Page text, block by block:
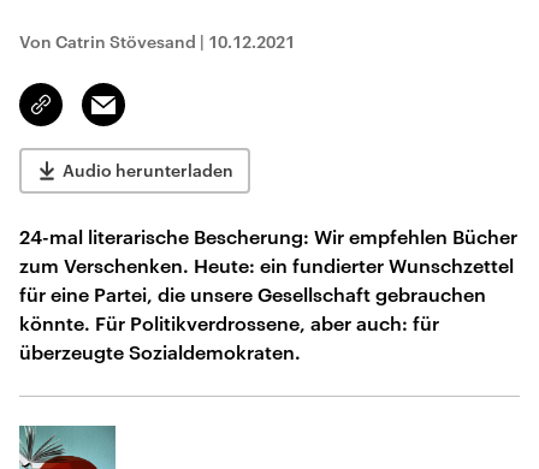
Von Catrin Stövesand | 10.12.2021
Link
kopieren/teilen
Email
Audio herunterladen
24-mal literarische Bescherung: Wir empfehlen Bücher
zum Verschenken. Heute: ein fundierter Wunschzettel
für eine Partei, die unsere Gesellschaft gebrauchen
könnte. Für Politikverdrossene, aber auch: für
überzeugte Sozialdemokraten.